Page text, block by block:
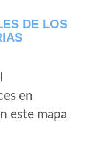
DE LOS
en
este mapa